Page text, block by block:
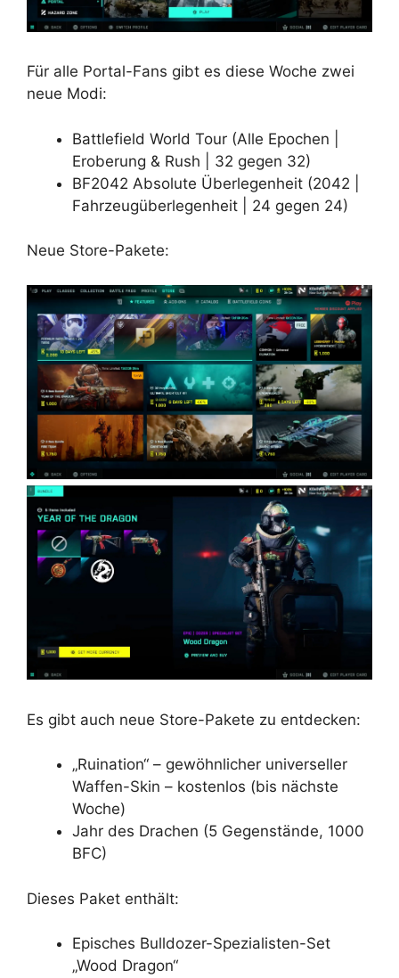
Für alle Portal-Fans gibt es diese Woche zwei
neue Modi:
Battlefield World Tour (Alle Epochen |
Eroberung & Rush | 32 gegen 32)
BF2042 Absolute Überlegenheit (2042 |
Fahrzeugüberlegenheit | 24 gegen 24)
Neue Store-Pakete:
Es gibt auch neue Store-Pakete zu entdecken:
„Ruination“ – gewöhnlicher universeller
Waffen-Skin – kostenlos (bis nächste
Woche)
Jahr des Drachen (5 Gegenstände, 1000
BFC)
Dieses Paket enthält:
Episches Bulldozer-Spezialisten-Set
„Wood Dragon“